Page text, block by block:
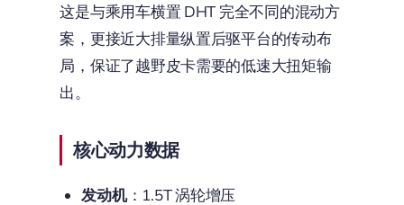
这是与乘用车横置 DHT 完全不同的混动方
案，更接近大排量纵置后驱平台的传动布
局，保证了越野皮卡需要的低速大扭矩输
出。
核心动力数据
发动机：1.5T 涡轮增压